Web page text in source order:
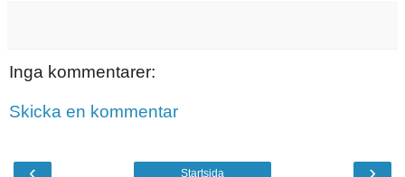
Inga kommentarer:
Skicka en kommentar
Startsida